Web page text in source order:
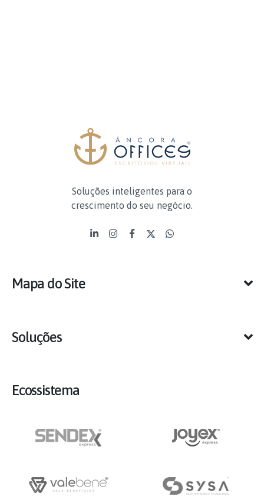
Soluções inteligentes para o
crescimento do seu negócio.
Mapa do Site
Soluções
Ecossistema